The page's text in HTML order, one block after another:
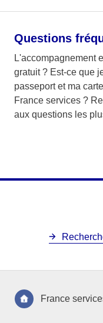
Questions
L'accompagnement
gratuit ? Est-ce que
passeport et ma
France services ?
aux questions les
France